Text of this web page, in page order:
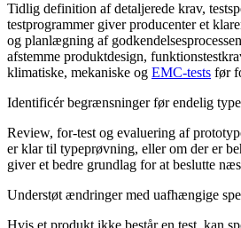
Tidlig definition af detaljerede krav,
testprogrammer giver producenter et
og planlægning af
afstemme produktdesign,
klimatiske, mekaniske og EMC-tests før
Identificér begrænsninger før endelig
Review, for-test og evaluering af
er klar til typeprøvning, eller om der er
giver et bedre grundlag for at beslutte
Understøt ændringer med uafhængige